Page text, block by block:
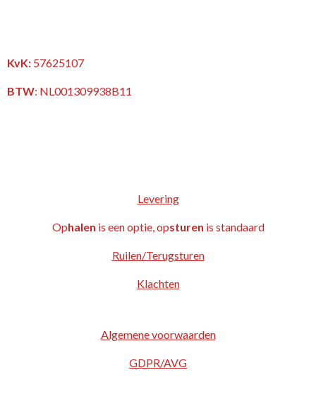
KvK: 57625107
BTW: NL001309938B11
Levering
Ophalen is een optie, opsturen is standaard
Ruilen/Terugsturen
Klachten
Algemene voorwaarden
GDPR/AVG